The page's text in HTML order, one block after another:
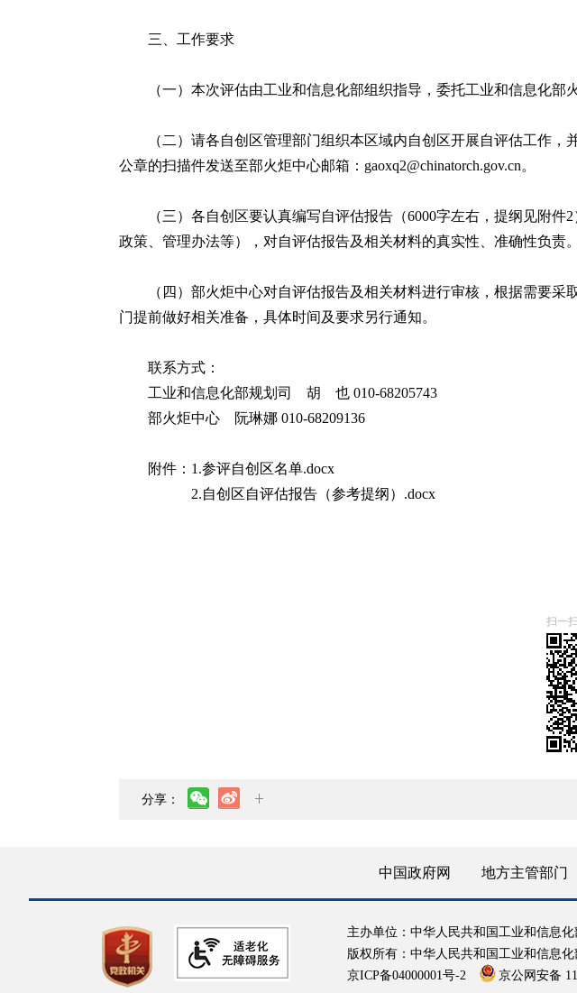
三、工作要求
（一）本次评估由工业和信息化部组织指导，委托工业和信息化
（二）请各自创区管理部门组织本区域内自创区开展自评估工作
公章的扫描件发送至部火炬中心邮箱：gaoxq2@chinatorch.gov.cn。
（三）各自创区要认真编写自评估报告（6000字左右，提纲见附
政策、管理办法等），对自评估报告及相关材料的真实性、准确性负责。
（四）部火炬中心对自评估报告及相关材料进行审核，根据需要
门提前做好相关准备，具体时间及要求另行通知。
联系方式：
工业和信息化部规划司 胡 也 010-68205743
部火炬中心 阮琳娜 010-68209136
附件：1.参评自创区名单.docx
2.自创区自评估报告（参考提纲）.docx
扫一
分享：
中国政府网 地方主管部门
主办单位：中华人民共和国工业和信息化
版权所有：中华人民共和国工业和信息化
京ICP备04000001号-2
京公网安备